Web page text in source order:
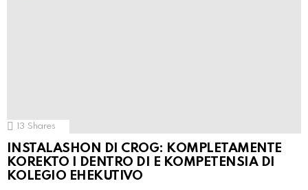
13 Shares
INSTALASHON DI CROG: KOMPLETAMENTE
KOREKTO I DENTRO DI E KOMPETENSIA DI
KOLEGIO EHEKUTIVO